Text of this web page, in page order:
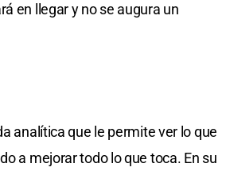
en llegar y no se augura un
analítica que le permite ver lo que
a mejorar todo lo que toca. En su